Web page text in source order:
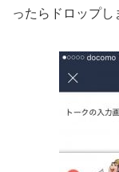
ったらドロップし